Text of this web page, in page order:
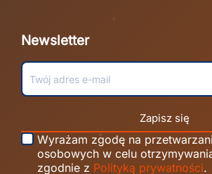
Newsletter
Zapisz się
Wyrażam zgodę na
osobowych w celu
zgodnie z Polityką prywatności.